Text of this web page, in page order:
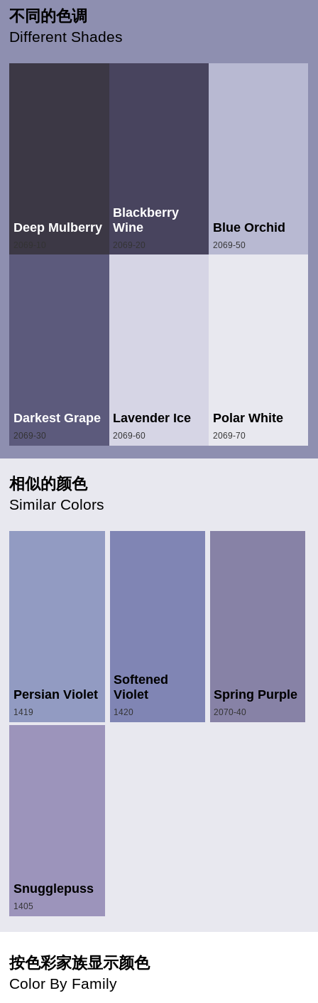
不同的色调
Different Shades
Deep Mulberry
Blackberry
Wine
2069-20
Blue Orchid
2069-50
Darkest Grape
2069-30
Lavender Ice
2069-60
Polar White
2069-70
相似的颜色
Similar Colors
Persian Violet
1419
Softened
Violet
1420
Spring Purple
2070-40
Snugglepuss
1405
按色彩家族显示颜色
Color By Family